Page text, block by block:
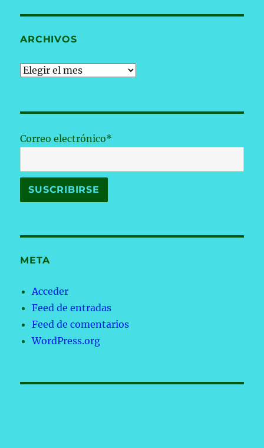
ARCHIVOS
Archivos
Correo electrónico*
META
Acceder
Feed de entradas
Feed de comentarios
WordPress.org